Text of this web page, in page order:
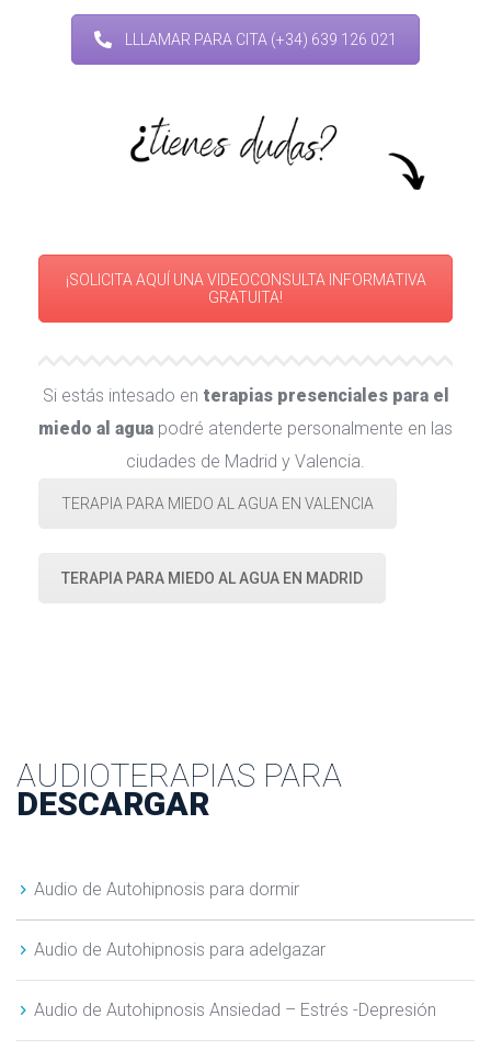
LLLAMAR PARA CITA (+34) 639 126 021
¡SOLICITA AQUÍ UNA VIDEOCONSULTA INFORMATIVA
GRATUITA!
Si estás intesado en terapias presenciales para el
miedo al agua podré atenderte personalmente en las
ciudades de Madrid y Valencia.
TERAPIA PARA MIEDO AL AGUA EN VALENCIA
TERAPIA PARA MIEDO AL AGUA EN MADRID
AUDIOTERAPIAS PARA
DESCARGAR
Audio de Autohipnosis para dormir
Audio de Autohipnosis para adelgazar
Audio de Autohipnosis Ansiedad – Estrés -Depresión